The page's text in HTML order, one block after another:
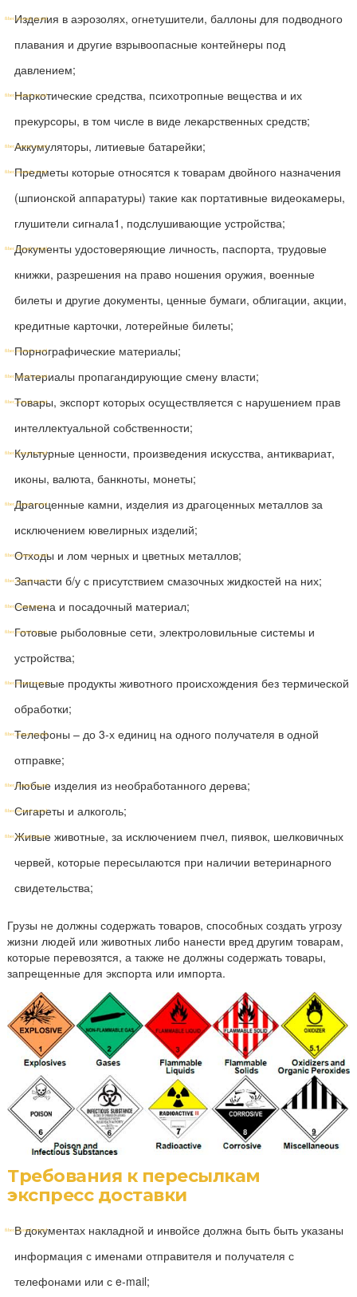
Изделия в аэрозолях, огнетушители, баллоны для подводного
плавания и другие взрывоопасные контейнеры под
давлением;
Наркотические средства, психотропные вещества и их
прекурсоры, в том числе в виде лекарственных средств;
Аккумуляторы, литиевые батарейки;
Предметы которые относятся к товарам двойного назначения
(шпионской аппаратуры) такие как портативные видеокамеры,
глушители сигнала1, подслушивающие устройства;
Документы удостоверяющие личность, паспорта, трудовые
книжки, разрешения на право ношения оружия, военные
билеты и другие документы, ценные бумаги, облигации, акции,
кредитные карточки, лотерейные билеты;
Порнографические материалы;
Материалы пропагандирующие смену власти;
Товары, экспорт которых осуществляется с нарушением прав
интеллектуальной собственности;
Культурные ценности, произведения искусства, антиквариат,
иконы, валюта, банкноты, монеты;
Драгоценные камни, изделия из драгоценных металлов за
исключением ювелирных изделий;
Отходы и лом черных и цветных металлов;
Запчасти б/у с присутствием смазочных жидкостей на них;
Семена и посадочный материал;
Готовые рыболовные сети, электроловильные системы и
устройства;
Пищевые продукты животного происхождения без термической
обработки;
Телефоны – до 3-х единиц на одного получателя в одной
отправке;
Любые изделия из необработанного дерева;
Сигареты и алкоголь;
Живые животные, за исключением пчел, пиявок, шелковичных
червей, которые пересылаются при наличии ветеринарного
свидетельства;
Грузы не должны содержать товаров, способных создать угрозу
жизни людей или животных либо нанести вред другим товарам,
которые перевозятся, а также не должны содержать товары,
запрещенные для экспорта или импорта.
Требования к пересылкам
экспресс доставки
В документах накладной и инвойсе должна быть быть указаны
информация с именами отправителя и получателя с
телефонами или с e-mail;